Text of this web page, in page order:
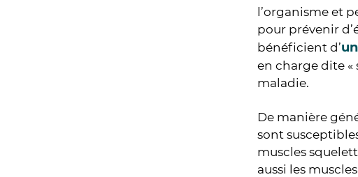
l’organisme et
pour prévenir
bénéficient d’
en charge dite «
maladie.
De manière
sont
muscles
aussi les